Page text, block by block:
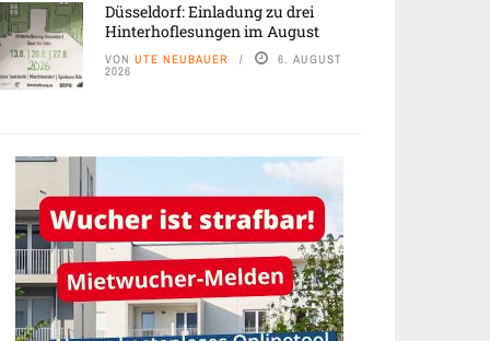
Düsseldorf: Einladung zu drei
Hinterhoflesungen im August
VON UTE NEUBAUER 6. AUGUST
2026